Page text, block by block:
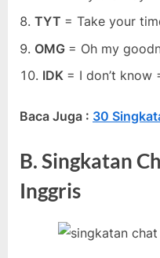
TYT = Take your
OMG = Oh my
IDK = I don’t know
Baca Juga : 30
B. Singkatan
Inggris